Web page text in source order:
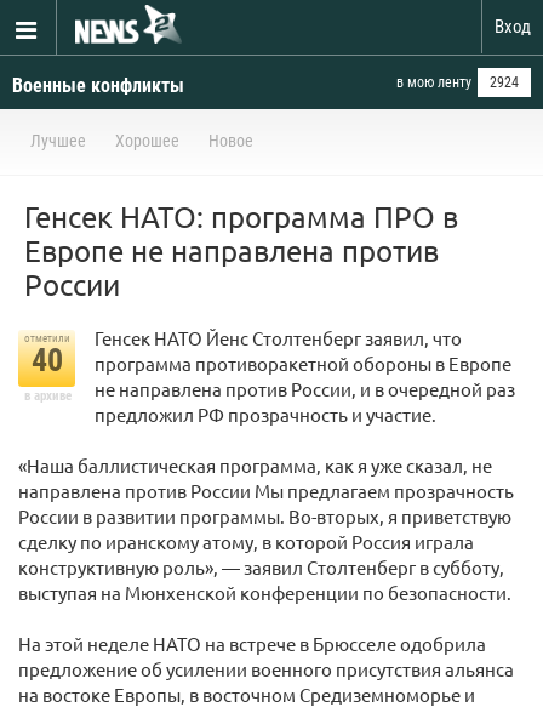
Вход
Военные конфликты в мою ленту 2924
Лучшее Хорошее Новое
Генсек НАТО: программа ПРО в
Европе не направлена против
России
отметили
40
в архиве
Генсек НАТО Йенс Столтенберг заявил, что
программа противоракетной обороны в Европе
не направлена против России, и в очередной раз
предложил РФ прозрачность и участие.
«Наша баллистическая программа, как я уже сказал, не
направлена против России Мы предлагаем прозрачность
России в развитии программы. Во-вторых, я приветствую
сделку по иранскому атому, в которой Россия играла
конструктивную роль», — заявил Столтенберг в субботу,
выступая на Мюнхенской конференции по безопасности.
На этой неделе НАТО на встрече в Брюсселе одобрила
предложение об усилении военного присутствия альянса
на востоке Европы, в восточном Средиземноморье и